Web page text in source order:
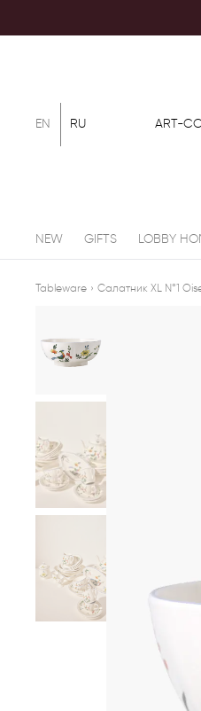
EN RU ART-
NEW GIFTS LOBBY
Tableware › Салатник XL N°1